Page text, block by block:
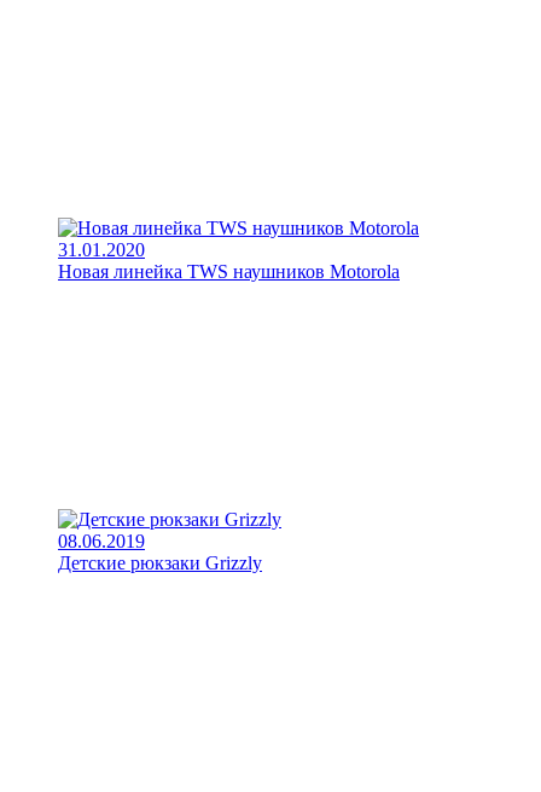
31.01.2020
Новая линейка TWS наушников Motorola
08.06.2019
Детские рюкзаки Grizzly